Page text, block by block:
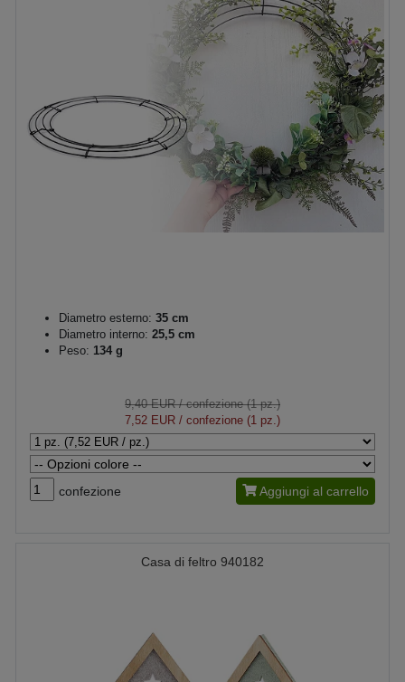
Diametro esterno: 35 cm
Diametro interno: 25,5 cm
Peso: 134 g
9,40 EUR/ confezione (1 pz.)
7,52 EUR / confezione (1 pz.)
confezione Aggiungi al carrello
Casa di feltro 940182